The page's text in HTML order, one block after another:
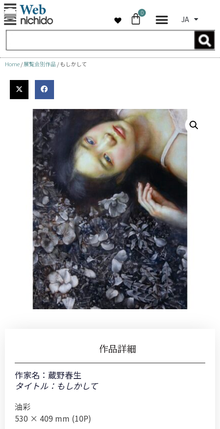
コ
テ
ン
ス
0
JA
Home/展覧会別作品 / もしかして
作品詳細
作家名： 蔵野春生
タイトル：もしかして
油彩
530 × 409 mm (10P)